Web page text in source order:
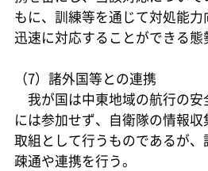
もに、訓練等を通じて対処能
迅速に対応することができる態
（7）諸外国等との連携
我が国は中東地域の航行の安
には参加せず、自衛隊の情報
取組として行うものであるが
疎通や連携を行う。